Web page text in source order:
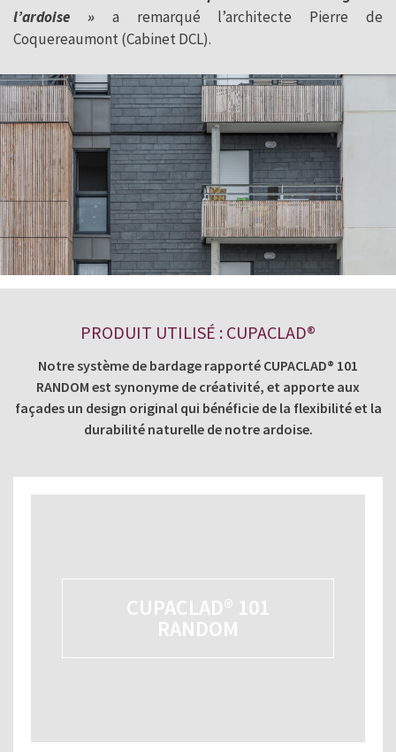
l’ardoise »a remarqué l’architecte Pierre de
Coquereaumont (Cabinet DCL).
PRODUIT UTILISÉ : CUPACLAD®
Notre système de bardage rapporté CUPACLAD® 101
RANDOM est synonyme de créativité, et apporte aux
façades un design original qui bénéficie de la flexibilité et la
durabilité naturelle de notre ardoise.
CUPACLAD® 101
RANDOM